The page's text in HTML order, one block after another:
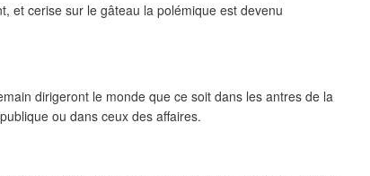
et cerise sur le gâteau la polémique est devenu
dirigeront le monde que ce soit dans les antres de la
ou dans ceux des affaires.